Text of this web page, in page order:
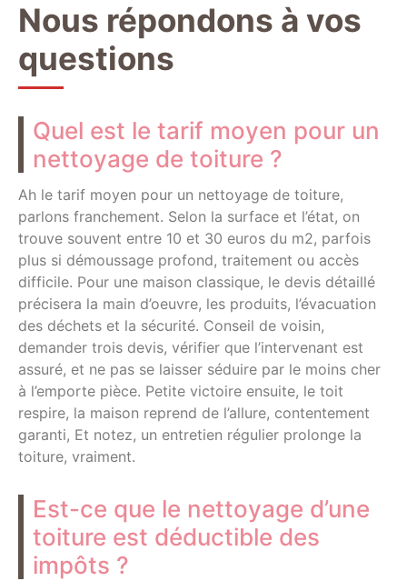
Nous répondons à vos
questions
Quel est le tarif moyen pour un
nettoyage de toiture ?
Ah le tarif moyen pour un nettoyage de toiture,
parlons franchement. Selon la surface et l’état, on
trouve souvent entre 10 et 30 euros du m2, parfois
plus si démoussage profond, traitement ou accès
difficile. Pour une maison classique, le devis détaillé
précisera la main d’oeuvre, les produits, l’évacuation
des déchets et la sécurité. Conseil de voisin,
demander trois devis, vérifier que l’intervenant est
assuré, et ne pas se laisser séduire par le moins cher
à l’emporte pièce. Petite victoire ensuite, le toit
respire, la maison reprend de l’allure, contentement
garanti, Et notez, un entretien régulier prolonge la
toiture, vraiment.
Est-ce que le nettoyage d’une
toiture est déductible des
impôts ?